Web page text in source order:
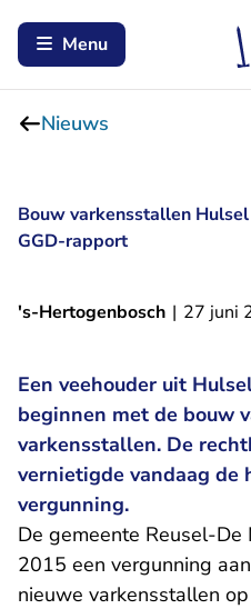
Menu
Nieuws
Bouw varkensstallen
GGD-rapport
's-Hertogenbosch | 27 juni
Een veehouder uit
beginnen met de bouw
varkensstallen. De
vernietigde vandaag de
vergunning.
De gemeente Reusel-
2015 een vergunning
nieuwe varkensstallen